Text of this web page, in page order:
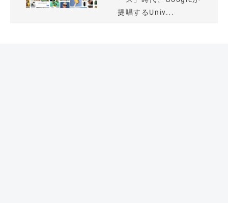
提唱するUniv...